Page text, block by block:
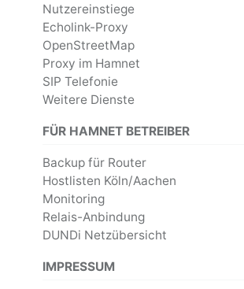
Nutzereinstiege
Echolink-Proxy
OpenStreetMap
Proxy im Hamnet
SIP Telefonie
Weitere Dienste
FÜR HAMNET BETREIBER
Backup für Router
Hostlisten Köln/Aachen
Monitoring
Relais-Anbindung
DUNDi Netzübersicht
IMPRESSUM